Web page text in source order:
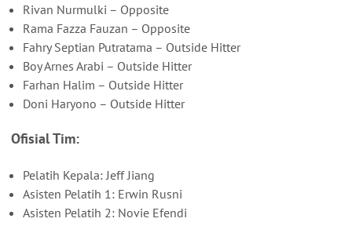
Rivan Nurmulki – Opposite
Rama Fazza Fauzan – Opposite
Fahry Septian Putratama – Outside Hitter
Boy Arnes Arabi – Outside Hitter
Farhan Halim – Outside Hitter
Doni Haryono – Outside Hitter
Ofisial Tim:
Pelatih Kepala: Jeff Jiang
Asisten Pelatih 1: Erwin Rusni
Asisten Pelatih 2: Novie Efendi